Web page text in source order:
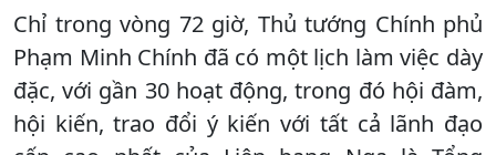
Chỉ trong vòng 72 giờ, Thủ tướng Chính phủ
Phạm Minh Chính đã có một lịch làm việc dày
đặc, với gần 30 hoạt động, trong đó hội đàm,
hội kiến, trao đổi ý kiến với tất cả lãnh đạo